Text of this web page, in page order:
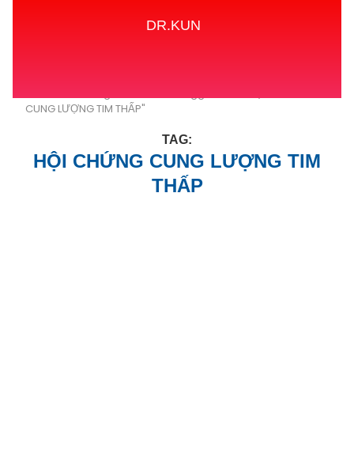
DR.KUN
CUNG LƯỢNG TIM THẤP"
TAG:
HỘI CHỨNG CUNG LƯỢNG TIM
THẤP